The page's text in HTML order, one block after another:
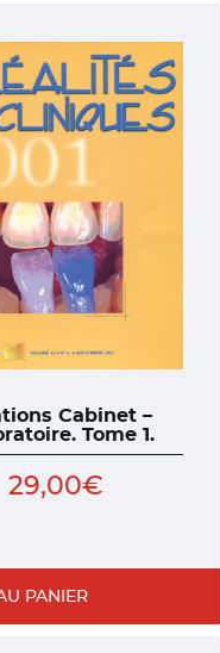
Cabinet –
Tome 1.
29,00€
PANIER